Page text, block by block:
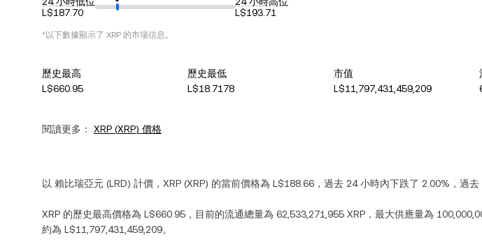
L$187.70
L$193.71
*以下數據顯示了 XRP 的市場信息。
歷史最高
L$660.95
歷史最低
L$18.7178
市值
L$11,797,431,459,209
閱讀更多： XRP (XRP) 價格
以 賴比瑞亞元 (LRD) 計價， XRP (XRP) 的當前價格為 L$188.66 ，過去 24 小時內下跌了 2.00% ，過
XRP 的歷史最高價格為 L$660.95 ，目前的流通總量為 62,533,271,955 XRP ，最大供應量為
約為 L$11,797,431,459,209。